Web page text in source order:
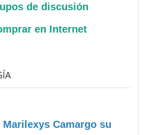
de discusión
en Internet
Camargo su